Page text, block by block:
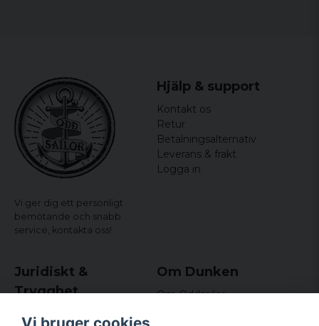
Vi ger dig ett personligt
bemötande och snabb
service, kontakta oss!
Hjälp & support
Kontakt os
Retur
Betalningsalternativ
Leverans & frakt
Logga in
Juridiskt &
Trygghet
Købs- og leveringsvilkår
Om Dunken
Om Oddsailor